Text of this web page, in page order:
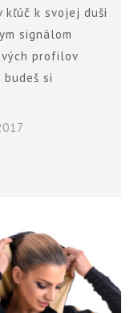
kľúč k svojej duši
signálom
profilov
si